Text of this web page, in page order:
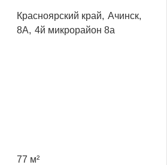
Красноярский край, Ачинск,
8А, 4й микрорайон 8а
77 м²